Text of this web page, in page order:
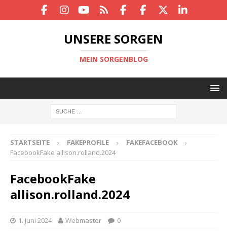
UNSERE SORGEN
MEIN SORGENBLOG
STARTSEITE FAKEPROFILE
FAKEFACEBOOK
FacebookFake allison.rolland.2024
FacebookFake
allison.rolland.2024
1. Juni 2024 Webmaster 0